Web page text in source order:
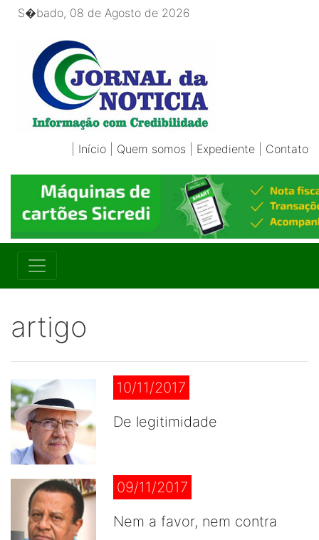
S�bado, 08 de Agosto de 2026
Início Quem somos Expediente Contato
artigo
10/11/2017
De legitimidade
09/11/2017
Nem a favor, nem contra